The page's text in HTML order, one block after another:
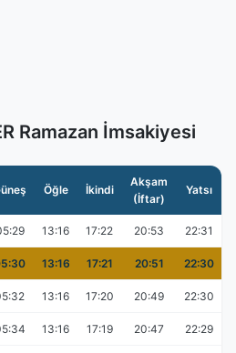
Ramazan İmsakiyesi
Öğle İkindi
Akşam
(İftar)
Yatsı
13:16 17:22 20:53 22:31
13:16 17:21 20:51 22:30
13:16 17:20 20:49 22:30
13:16 17:19 20:47 22:29